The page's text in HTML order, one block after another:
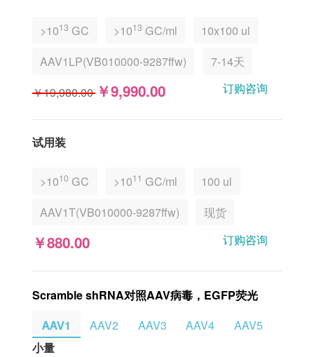
>1013 GC >1013 GC/ml
10x100 ul
AAV1LP(VB010000-9287ffw)
7-14天
￥19,980.00 ￥9,990.00 订购咨询
试用装
>1010 GC >1011 GC/ml
100 ul
AAV1T(VB010000-9287ffw)
现货
￥880.00 订购咨询
Scramble shRNA对照AAV病毒，EGFP荧光
AAV1
AAV2 AAV3 AAV4 AAV5
⼩量